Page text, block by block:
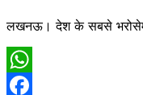
लखनऊ। देश के सबसे
WhatsApp